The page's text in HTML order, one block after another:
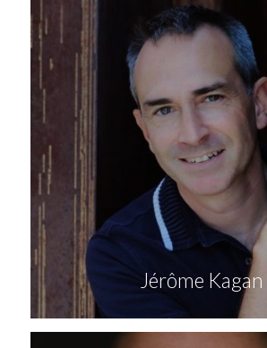
Jérôme Kagan